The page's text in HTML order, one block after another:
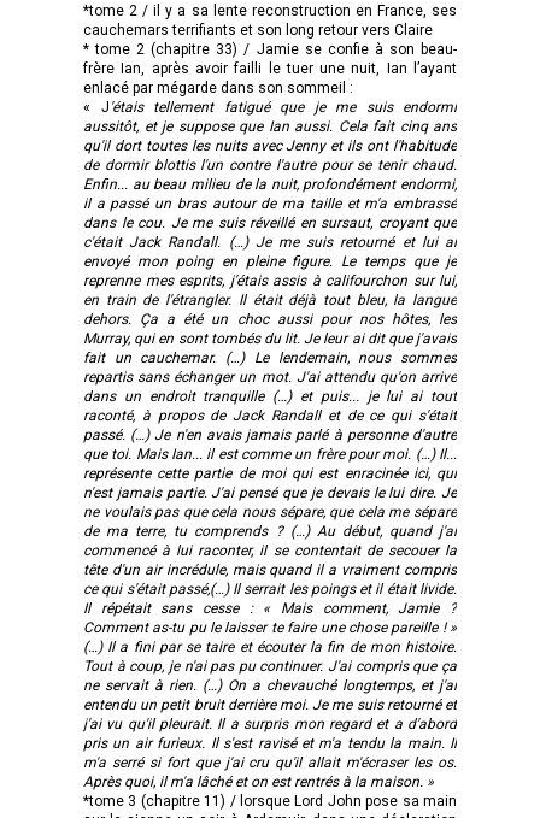
*tome 2 / il y a sa lente reconstruction en France, ses
cauchemars terrifiants et son long retour vers Claire
* tome 2 (chapitre 33) / Jamie se confie à son beau-
frère Ian, après avoir failli le tuer une nuit, Ian l’ayant
enlacé par mégarde dans son sommeil :
« J 'étais tellement fatigué que je me suis endormi
aussitôt, et je suppose que Ian aussi. Cela fait cinq ans
qu'il dort toutes les nuits avec Jenny et ils ont l'habitude
de dormir blottis l'un contre l'autre pour se tenir chaud.
Enfin... au beau milieu de la nuit, profondément endormi,
il a passé un bras autour de ma taille et m'a embrassé
dans le cou. Je me suis réveillé en sursaut, croyant que
c'était Jack Randall. (…) Je me suis retourné et lui ai
envoyé mon poing en pleine figure. Le temps que je
reprenne mes esprits, j'étais assis à califourchon sur lui,
en train de l'étrangler. Il était déjà tout bleu, la langue
dehors. Ça a été un choc aussi pour nos hôtes, les
Murray, qui en sont tombés du lit. Je leur ai dit que j'avais
fait un cauchemar. (…) Le lendemain, nous sommes
repartis sans échanger un mot. J'ai attendu qu'on arrive
dans un endroit tranquille (…) et puis... je lui ai tout
raconté, à propos de Jack Randall et de ce qui s'était
passé. (…) Je n'en avais jamais parlé à personne d'autre
que toi. Mais Ian... il est comme un frère pour moi. (…) Il...
représente cette partie de moi qui est enracinée ici, qui
n'est jamais partie. J'ai pensé que je devais le lui dire. Je
ne voulais pas que cela nous sépare, que cela me sépare
de ma terre, tu comprends ? (…) Au début, quand j'ai
commencé à lui raconter, il se contentait de secouer la
tête d'un air incrédule, mais quand il a vraiment compris
ce qui s'était passé,(…) Il serrait les poings et il était livide.
Il répétait sans cesse : « Mais comment, Jamie ?
Comment as-tu pu le laisser te faire une chose pareille ! »
(…) Il a fini par se taire et écouter la fin de mon histoire.
Tout à coup, je n'ai pas pu continuer. J'ai compris que ça
ne servait à rien. (…) On a chevauché longtemps, et j'ai
entendu un petit bruit derrière moi. Je me suis retourné et
j'ai vu qu'il pleurait. Il a surpris mon regard et a d'abord
pris un air furieux. Il s'est ravisé et m'a tendu la main. Il
m'a serré si fort que j'ai cru qu'il allait m'écraser les os.
Après quoi, il m'a lâché et on est rentrés à la maison. »
*tome 3 (chapitre 11) / lorsque Lord John pose sa main